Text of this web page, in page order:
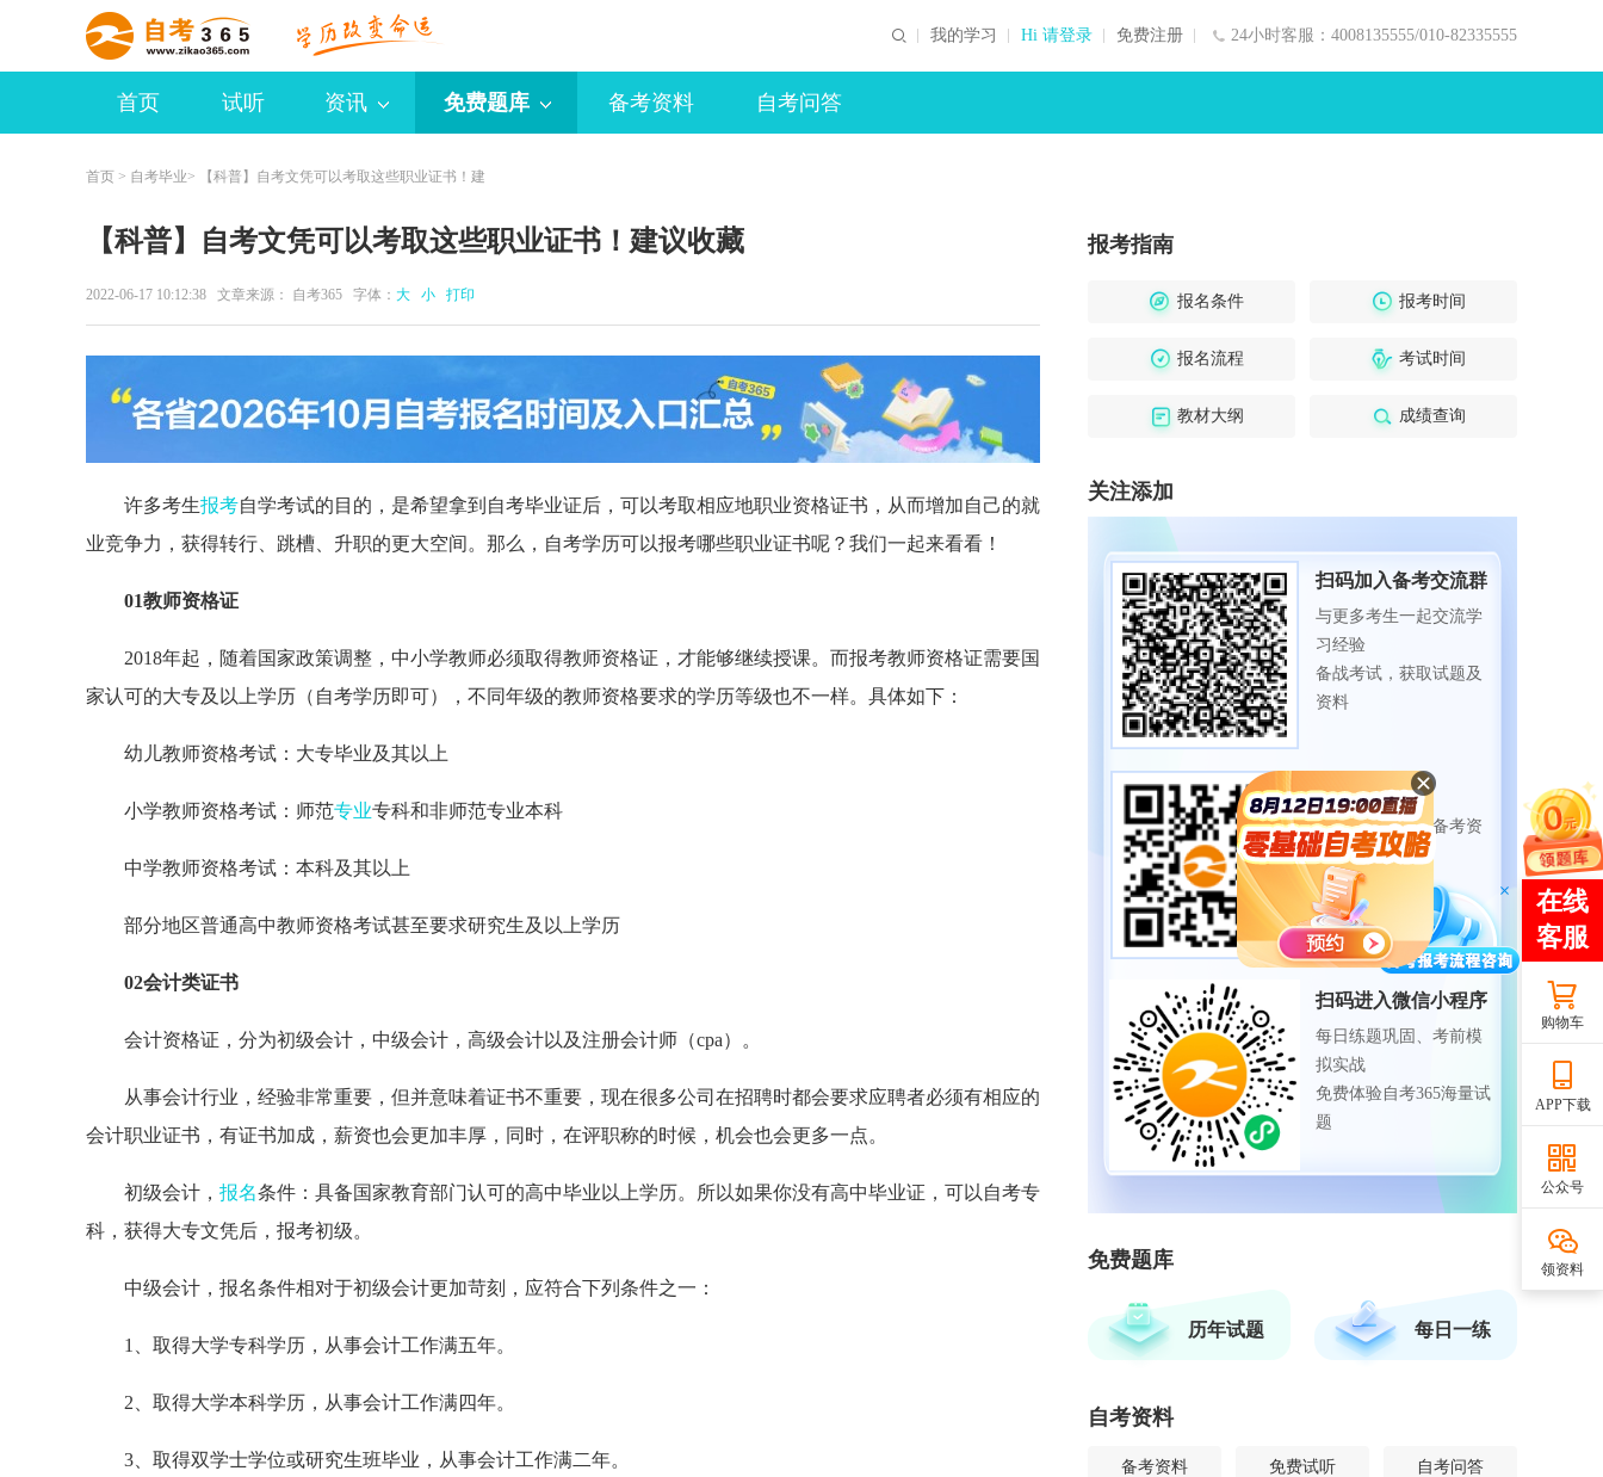
24小时客服：4008135555/010-82335555
我的学习 Hi 请登录 免费注册
首页 试听 资讯 免费题库 备考资料 自考问答
首页 > 自考毕业> 【科普】自考文凭可以考取这些职业证书！建
【科普】自考文凭可以考取这些职业证书！建议收藏
2022-06-17 10:12:38 文章来源： 自考365 字体： 大 小 打印
许多考生报考自学考试的目的，是希望拿到自考毕业证后，可以考取相应地职业资格证书，从而增加自己的就
业竞争力，获得转行、跳槽、升职的更大空间。那么，自考学历可以报考哪些职业证书呢？我们一起来看看！
01教师资格证
2018年起，随着国家政策调整，中小学教师必须取得教师资格证，才能够继续授课。而报考教师资格证需要国
家认可的大专及以上学历（自考学历即可），不同年级的教师资格要求的学历等级也不一样。具体如下：
幼儿教师资格考试：大专毕业及其以上
小学教师资格考试：师范专业专科和非师范专业本科
中学教师资格考试：本科及其以上
部分地区普通高中教师资格考试甚至要求研究生及以上学历
02会计类证书
会计资格证，分为初级会计，中级会计，高级会计以及注册会计师（cpa）。
从事会计行业，经验非常重要，但并意味着证书不重要，现在很多公司在招聘时都会要求应聘者必须有相应的
会计职业证书，有证书加成，薪资也会更加丰厚，同时，在评职称的时候，机会也会更多一点。
初级会计， 报名条件：具备国家教育部门认可的高中毕业以上学历。所以如果你没有高中毕业证，可以自考专
科，获得大专文凭后，报考初级。
中级会计，报名条件相对于初级会计更加苛刻，应符合下列条件之一：
1、取得大学专科学历，从事会计工作满五年。
2、取得大学本科学历，从事会计工作满四年。
3、取得双学士学位或研究生班毕业，从事会计工作满二年。
报考指南
报名条件 报考时间
报名流程 考试时间
教材大纲 成绩查询
关注添加
扫码加入备考交流群
与更多考生一起交流学
习经验
备战考试，获取试题及
资料
扫码下载APP
海量历年试题、备考资
料
免费下载领取
扫码进入微信小程序
每日练题巩固、考前模
拟实战
免费体验自考365海量试
题
免费题库
历年试题 每日一练
自考资料
备考资料 免费试听 自考问答
购物车
APP下载
公众号
领资料